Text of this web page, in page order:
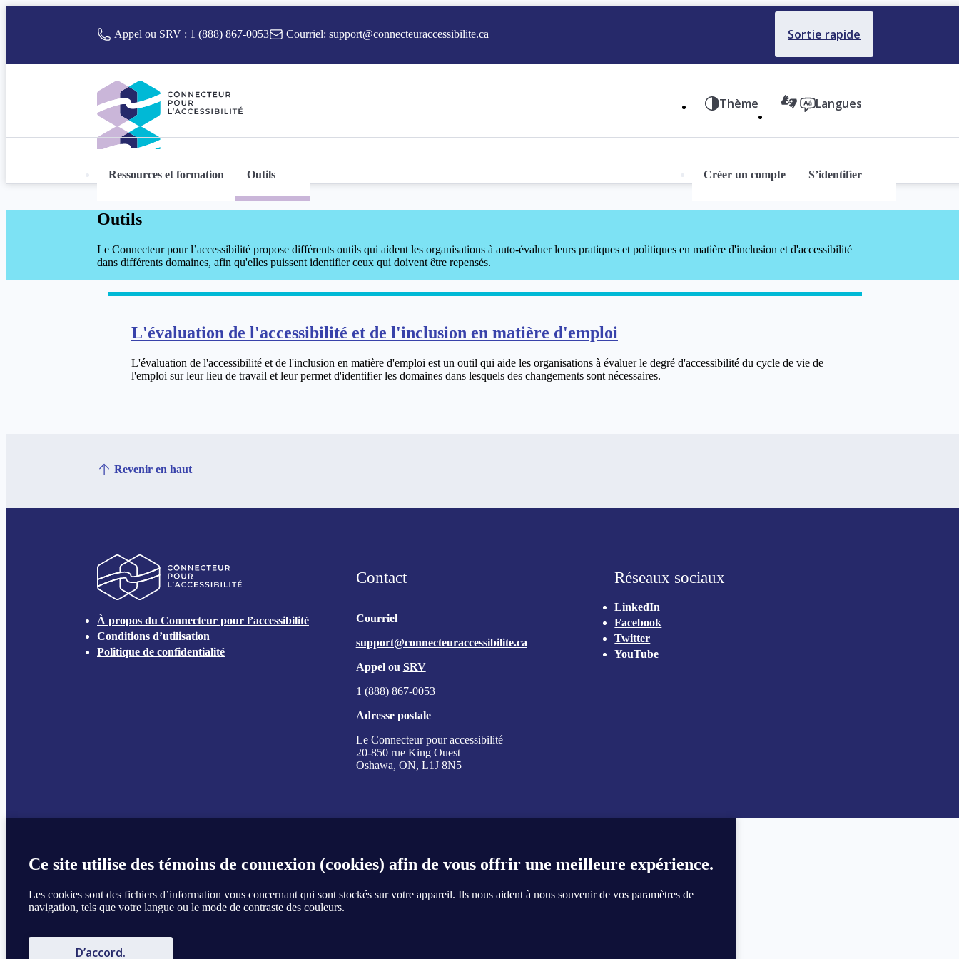
Appel ou SRV : 1 (888) 867-0053 Courriel: support@connecteuraccessibilite.ca Sortie rapide
Connecteur pour l’accessibilité
Thème Langues
Ressources et formation Outils Créer un compte S’identifier
Outils
Le Connecteur pour l’accessibilité propose différents outils qui aident les organisations à auto-évaluer leurs pratiques et politiques en matière d'inclusion et d'accessibilité
dans différents domaines, afin qu'elles puissent identifier ceux qui doivent être repensés.
L'évaluation de l'accessibilité et de l'inclusion en matière d'emploi
L'évaluation de l'accessibilité et de l'inclusion en matière d'emploi est un outil qui aide les organisations à évaluer le degré d'accessibilité du cycle de vie de
l'emploi sur leur lieu de travail et leur permet d'identifier les domaines dans lesquels des changements sont nécessaires.
Revenir en haut
À propos du Connecteur pour l’accessibilité
Conditions d’utilisation
Politique de confidentialité
Contact
Courriel
support@connecteuraccessibilite.ca
Appel ou SRV
1 (888) 867-0053
Adresse postale
Le Connecteur pour accessibilité
20-850 rue King Ouest
Oshawa, ON, L1J 8N5
Réseaux sociaux
LinkedIn
Facebook
Twitter
YouTube
Ce site utilise des témoins de connexion (cookies) afin de vous offrir une meilleure expérience.
Les cookies sont des fichiers d’information vous concernant qui sont stockés sur votre appareil. Ils nous aident à nous souvenir de vos paramètres de
navigation, tels que votre langue ou le mode de contraste des couleurs.
D’accord.